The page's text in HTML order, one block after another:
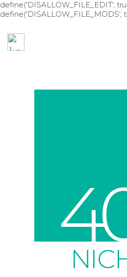
define('DISALLOW_FILE_EDIT',
define('DISALLOW_FILE_MODS',
4